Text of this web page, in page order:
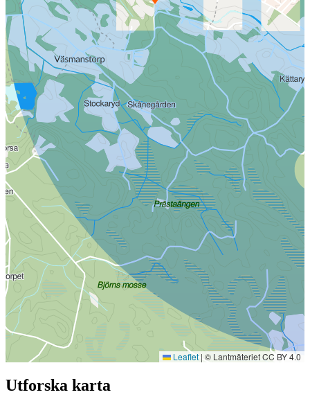
Leaflet | © Lantmäteriet CC BY 4.0
Utforska karta